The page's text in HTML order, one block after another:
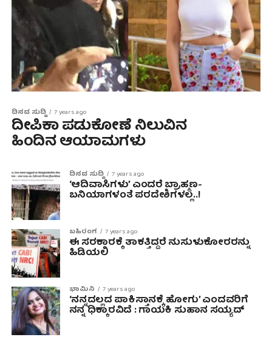
ದಿನದ ಸುದ್ದಿ 7 years ago
ದೀಪಿಕಾ ಪಡುಕೋಣೆ ನಿಲುವಿನ
ಹಿಂದಿನ ಆಯಾಮಗಳು
ದಿನದ ಸುದ್ದಿ 7 years ago
‘ಆದಿವಾಸಿಗಳು’ ಎಂದರೆ ಬ್ರಾಹ್ಮಣ-
ಬನಿಯಾಗಳಂತೆ ಪರದೇಶಿಗಳಲ್ಲ..!
ಬಹಿರಂಗ 7 years ago
ಈ ಸರಕಾರಕ್ಕೆ ತಾಕತ್ತಿದ್ದರೆ ನುಸುಳುಕೋರರನ್ನು
ಹಿಡಿಯಲಿ
ಭಾಮಿನಿ 7 years ago
‘ನನ್ನದಲ್ಲದ ಪಾಕಿಸ್ತಾನಕ್ಕೆ ಹೋಗು’ ಎಂದವರಿಗೆ
ನನ್ನ ಧಿಕ್ಕಾರವಿದೆ : ಗಾಯಕಿ‌ ಸುಹಾನ ಸಯ್ಯದ್